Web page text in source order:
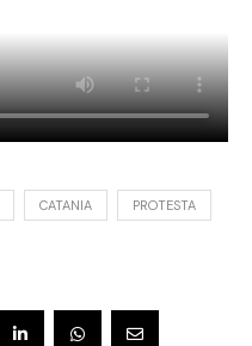
CATANIA PROTESTA